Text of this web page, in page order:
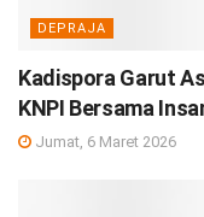
DEPRAJA
Kadispora Garut
KNPI Bersama
Jumat, 6 Maret 2026